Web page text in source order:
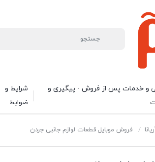
و خدمات پس از فروش - پیگیری و
شرایط و
ضوابط
/ فروش موبایل قطعات لوازم جانبی جردن